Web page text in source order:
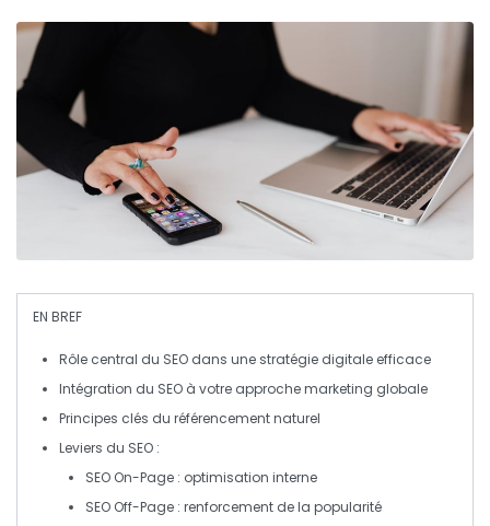
EN BREF
Rôle central du SEO dans une stratégie digitale efficace
Intégration du SEO à votre approche marketing globale
Principes clés du référencement naturel
Leviers du SEO :
SEO On-Page : optimisation interne
SEO Off-Page : renforcement de la popularité